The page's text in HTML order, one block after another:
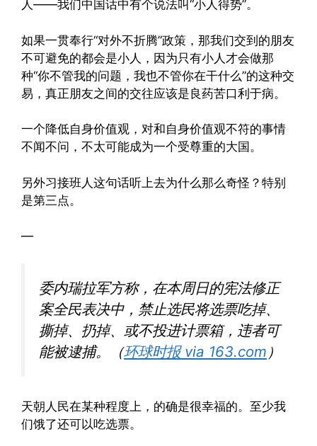
人——我们中国话中有个说法叫“小人得势”。
如果一贯奉行“对外不折腾”政策，那我们交到的朋友
不可避免的都会是小人，因为只有小人才会做那
种“你不管我的问题，我也不管你在干什么”的这种交
易，真正朋友之间的交往应该是良药苦口利于病。
一个降低自身价值观，对和自身价值观不符的事情
不闻不问，不太可能成为一个受尊重的大国。
另外习接班人这句话听上去为什么那么奇怪？特别
是第三点。
—
委内瑞拉军方称，在本周日的宪法修正
案全民表决中，禁止选民将选票吃掉、
撕掉、扔掉、或不投进计票箱，违者可
能被逮捕。（环球时报 via 163.com ）
天朝人民在某种程度上，的确是很幸福的。至少我
们饿了还可以吃选票。